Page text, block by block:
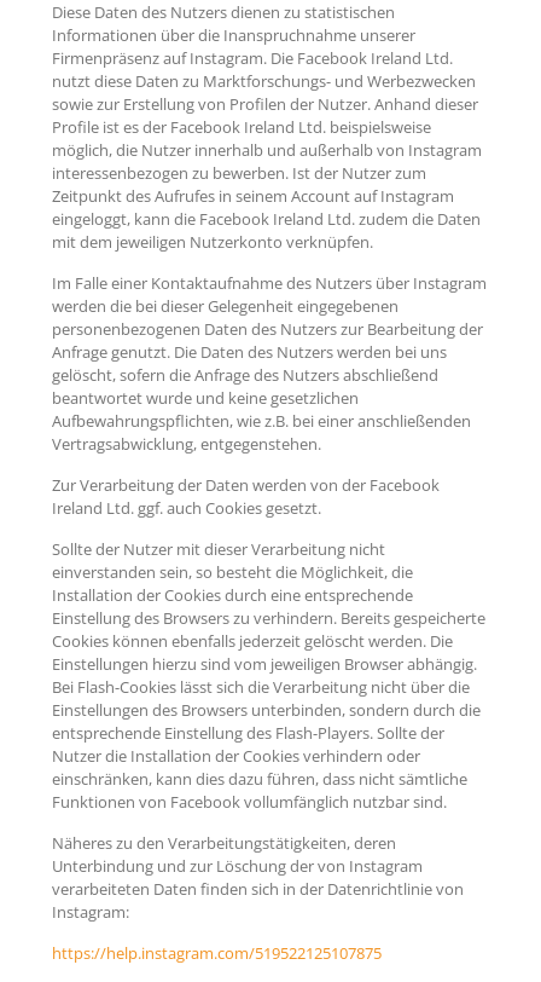
Diese Daten des Nutzers dienen zu statistischen
Informationen über die Inanspruchnahme unserer
Firmenpräsenz auf Instagram. Die Facebook Ireland Ltd.
nutzt diese Daten zu Marktforschungs- und Werbezwecken
sowie zur Erstellung von Profilen der Nutzer. Anhand dieser
Profile ist es der Facebook Ireland Ltd. beispielsweise
möglich, die Nutzer innerhalb und außerhalb von Instagram
interessenbezogen zu bewerben. Ist der Nutzer zum
Zeitpunkt des Aufrufes in seinem Account auf Instagram
eingeloggt, kann die Facebook Ireland Ltd. zudem die Daten
mit dem jeweiligen Nutzerkonto verknüpfen.
Im Falle einer Kontaktaufnahme des Nutzers über Instagram
werden die bei dieser Gelegenheit eingegebenen
personenbezogenen Daten des Nutzers zur Bearbeitung der
Anfrage genutzt. Die Daten des Nutzers werden bei uns
gelöscht, sofern die Anfrage des Nutzers abschließend
beantwortet wurde und keine gesetzlichen
Aufbewahrungspflichten, wie z.B. bei einer anschließenden
Vertragsabwicklung, entgegenstehen.
Zur Verarbeitung der Daten werden von der Facebook
Ireland Ltd. ggf. auch Cookies gesetzt.
Sollte der Nutzer mit dieser Verarbeitung nicht
einverstanden sein, so besteht die Möglichkeit, die
Installation der Cookies durch eine entsprechende
Einstellung des Browsers zu verhindern. Bereits gespeicherte
Cookies können ebenfalls jederzeit gelöscht werden. Die
Einstellungen hierzu sind vom jeweiligen Browser abhängig.
Bei Flash-Cookies lässt sich die Verarbeitung nicht über die
Einstellungen des Browsers unterbinden, sondern durch die
entsprechende Einstellung des Flash-Players. Sollte der
Nutzer die Installation der Cookies verhindern oder
einschränken, kann dies dazu führen, dass nicht sämtliche
Funktionen von Facebook vollumfänglich nutzbar sind.
Näheres zu den Verarbeitungstätigkeiten, deren
Unterbindung und zur Löschung der von Instagram
verarbeiteten Daten finden sich in der Datenrichtlinie von
Instagram:
https://help.instagram.com/519522125107875